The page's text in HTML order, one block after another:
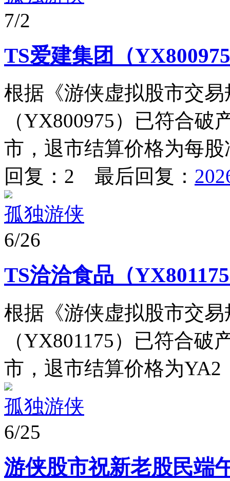
7/2
TS爱建集团（
根据《游侠虚拟股市交
（YX800975）已符合
市，退市结算价格为每股
回复：2 最后回复：
孤独游侠
6/26
TS洽洽食品（
根据《游侠虚拟股市交
（YX801175）已符合
市，退市结算价格为YA2
孤独游侠
6/25
游侠股市祝新老股民端